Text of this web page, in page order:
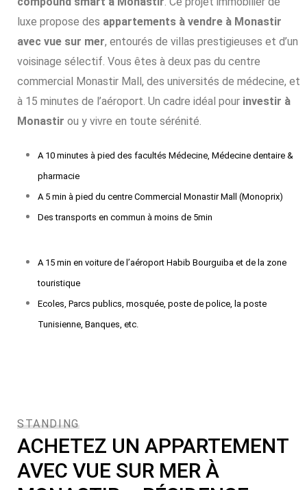
luxe propose des appartements à vendre à Monastir
avec vue sur mer, entourés de villas prestigieuses et d’un
voisinage sélectif. Vous êtes à deux pas du centre
commercial Monastir Mall, des universités de médecine, et
à 15 minutes de l’aéroport. Un cadre idéal pour investir à
Monastir ou y vivre en toute sérénité.
A 10 minutes à pied des facultés Médecine, Médecine dentaire &
pharmacie
A 5 min à pied du centre Commercial Monastir Mall (Monoprix)
Des transports en commun à moins de 5min
A 15 min en voiture de l’aéroport Habib Bourguiba et de la zone
touristique
Ecoles, Parcs publics, mosquée, poste de police, la poste
Tunisienne, Banques, etc.
STANDING
ACHETEZ UN APPARTEMENT
AVEC VUE SUR MER À